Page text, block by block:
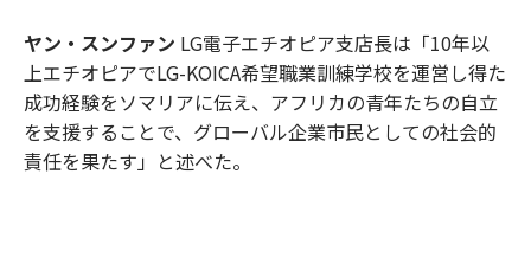
ヤン・スンファン LG電子エチオピア支店長は「10年以
上エチオピアでLG-KOICA希望職業訓練学校を運営し得た
成功経験をソマリアに伝え、アフリカの青年たちの自立
を支援することで、グローバル企業市民としての社会的
責任を果たす」と述べた。